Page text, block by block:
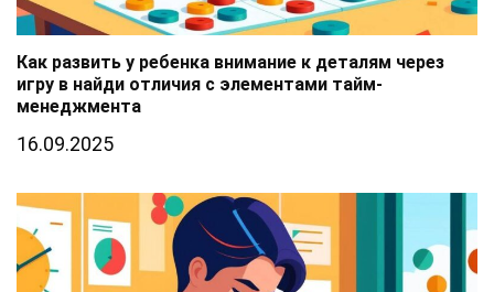
Как развить у ребенка внимание к деталям через
игру в найди отличия с элементами тайм-
менеджмента
16.09.2025